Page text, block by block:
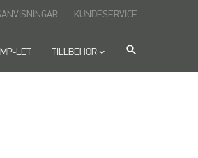
LET TILLBEHÖRkeyboard_arrow_down search
KUNDESERVICE